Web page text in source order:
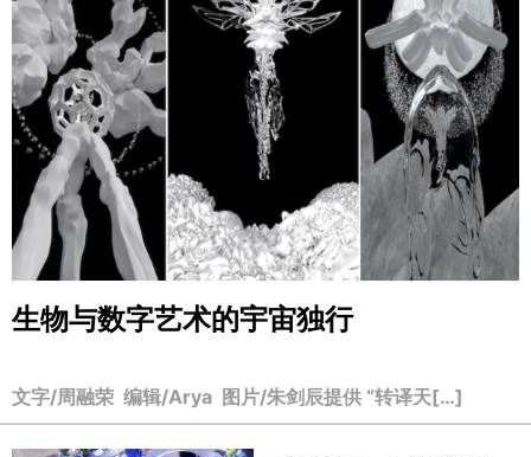
生物与数字艺术的宇宙独行
文字/周融荣 编辑/Arya 图片/朱剑辰提供 “转译天[…]